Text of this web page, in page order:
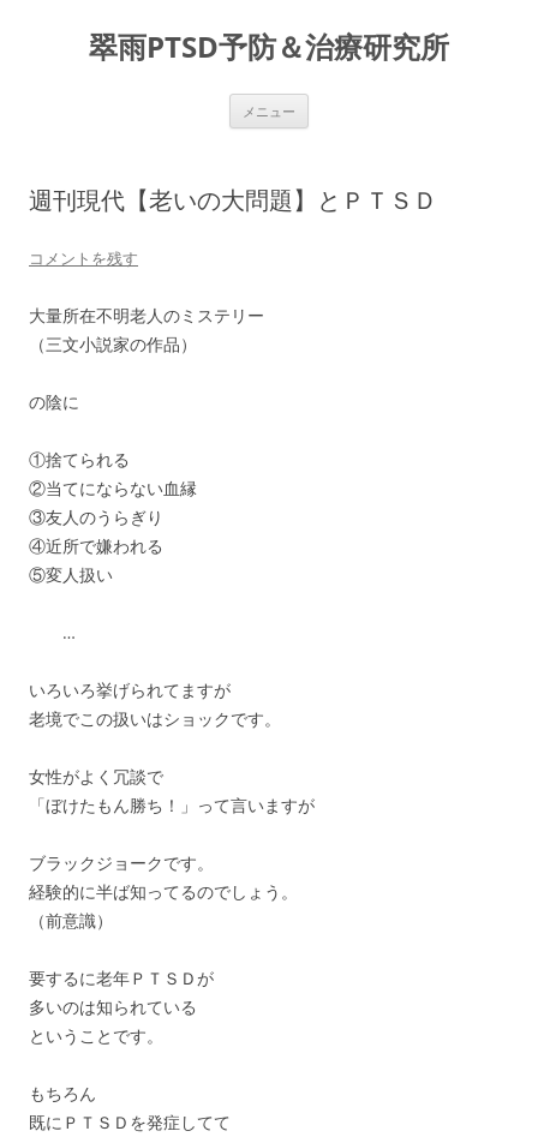
翠雨PTSD予防＆治療研究所
メニュー
週刊現代【老いの大問題】とＰＴＳＤ
コメントを残す
大量所在不明老人のミステリー
（三文小説家の作品）
の陰に
①捨てられる
②当てにならない血縁
③友人のうらぎり
④近所で嫌われる
⑤変人扱い
…
いろいろ挙げられてますが
老境でこの扱いはショックです。
女性がよく冗談で
「ぼけたもん勝ち！」って言いますが
ブラックジョークです。
経験的に半ば知ってるのでしょう。
（前意識）
要するに老年ＰＴＳＤが
多いのは知られている
ということです。
もちろん
既にＰＴＳＤを発症してて